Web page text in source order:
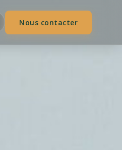
Nous contacter